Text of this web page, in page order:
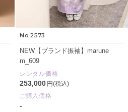
No.2573
NEW【ブランド振袖】marune
m_609
レンタル価格
253,000 円(税込)
ご購入価格
-